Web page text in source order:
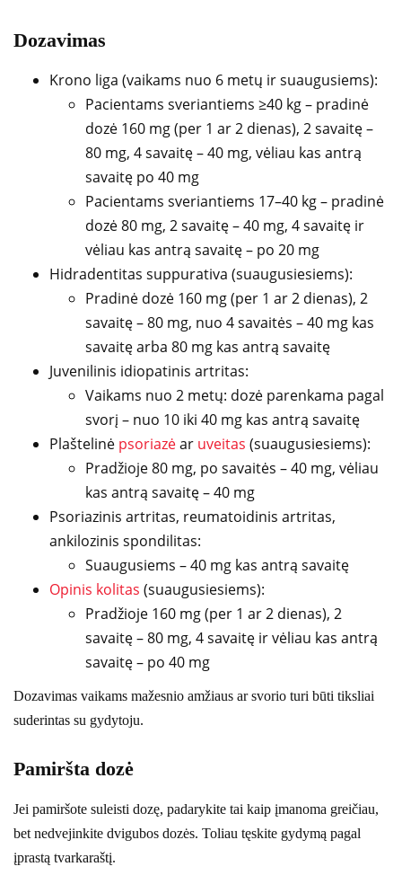
Dozavimas
Krono liga (vaikams nuo 6 metų ir suaugusiems):
Pacientams sveriantiems ≥40 kg – pradinė
dozė 160 mg (per 1 ar 2 dienas), 2 savaitę –
80 mg, 4 savaitę – 40 mg, vėliau kas antrą
savaitę po 40 mg
Pacientams sveriantiems 17–40 kg – pradinė
dozė 80 mg, 2 savaitę – 40 mg, 4 savaitę ir
vėliau kas antrą savaitę – po 20 mg
Hidradentitas suppurativa (suaugusiesiems):
Pradinė dozė 160 mg (per 1 ar 2 dienas), 2
savaitę – 80 mg, nuo 4 savaitės – 40 mg kas
savaitę arba 80 mg kas antrą savaitę
Juvenilinis idiopatinis artritas:
Vaikams nuo 2 metų: dozė parenkama pagal
svorį – nuo 10 iki 40 mg kas antrą savaitę
Plaštelinė psoriazėar uveitas (suaugusiesiems):
Pradžioje 80 mg, po savaitės – 40 mg, vėliau
kas antrą savaitę – 40 mg
Psoriazinis artritas, reumatoidinis artritas,
ankilozinis spondilitas:
Suaugusiems – 40 mg kas antrą savaitę
Opinis kolitas (suaugusiesiems):
Pradžioje 160 mg (per 1 ar 2 dienas), 2
savaitę – 80 mg, 4 savaitę ir vėliau kas antrą
savaitę – po 40 mg
Dozavimas vaikams mažesnio amžiaus ar svorio turi būti tiksliai
suderintas su gydytoju.
Pamiršta dozė
Jei pamiršote suleisti dozę, padarykite tai kaip įmanoma greičiau,
bet nedvejinkite dvigubos dozės. Toliau tęskite gydymą pagal
įprastą tvarkaraštį.